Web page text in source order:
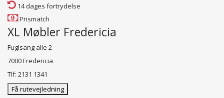
14 dages fortrydelse
Prismatch
XL Møbler Fredericia
Fuglsang alle 2
7000 Fredericia
Tlf: 2131 1341
Få rutevejledning